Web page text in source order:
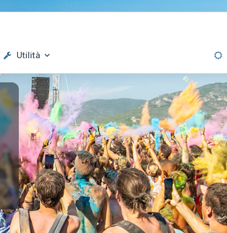
Utilità